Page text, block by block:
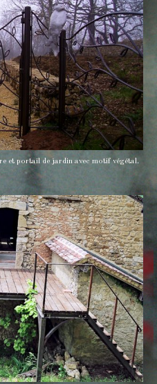
et portail de jardin avec motif végétal.